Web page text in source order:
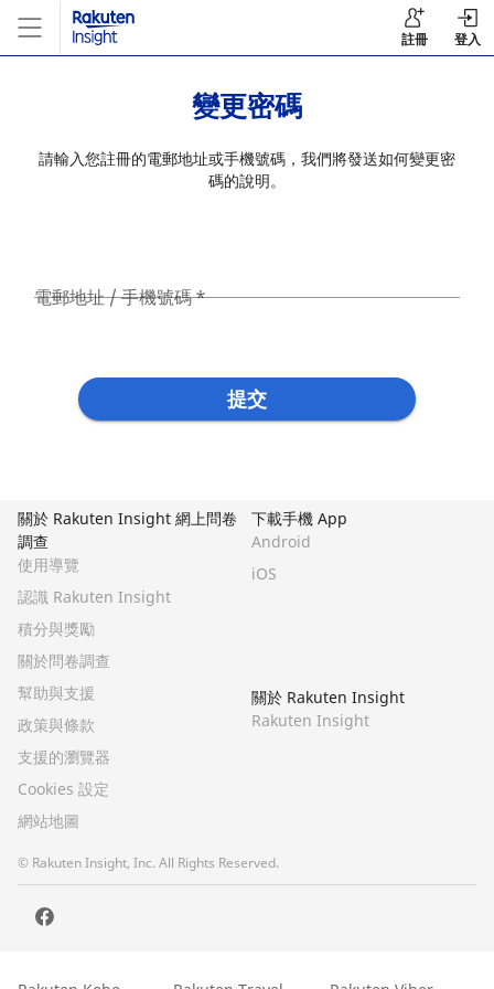
註冊 登入
變更密碼
請輸入您註冊的電郵地址或手機號碼，我們將發送如何變更密
碼的說明。
電郵地址 / 手機號碼*
提交
關於 Rakuten Insight 網上問卷
調查
使用導覽
認識 Rakuten Insight
積分與獎勵
關於問卷調查
幫助與支援
政策與條款
支援的瀏覽器
Cookies 設定
網站地圖
下載手機 App
Android
iOS
關於 Rakuten Insight
Rakuten Insight
© Rakuten Insight, Inc. All Rights Reserved.